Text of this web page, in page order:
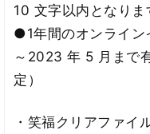
10 文字以内となりま
●1年間のオンライン
～2023 年 5 月まで
定）
・笑福クリアファイ